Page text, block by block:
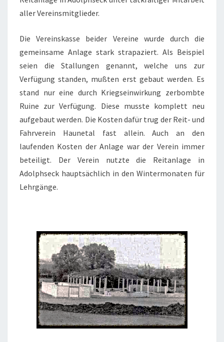
aller Vereinsmitglieder.
Die Vereinskasse beider Vereine wurde durch die
gemeinsame Anlage stark strapaziert. Als Beispiel
seien die Stallungen genannt, welche uns zur
Verfügung standen, mußten erst gebaut werden. Es
stand nur eine durch Kriegseinwirkung zerbombte
Ruine zur Verfügung. Diese musste komplett neu
aufgebaut werden. Die Kosten dafür trug der Reit- und
Fahrverein Haunetal fast allein. Auch an den
laufenden Kosten der Anlage war der Verein immer
beteiligt. Der Verein nutzte die Reitanlage in
Adolphseck hauptsächlich in den Wintermonaten für
Lehrgänge.